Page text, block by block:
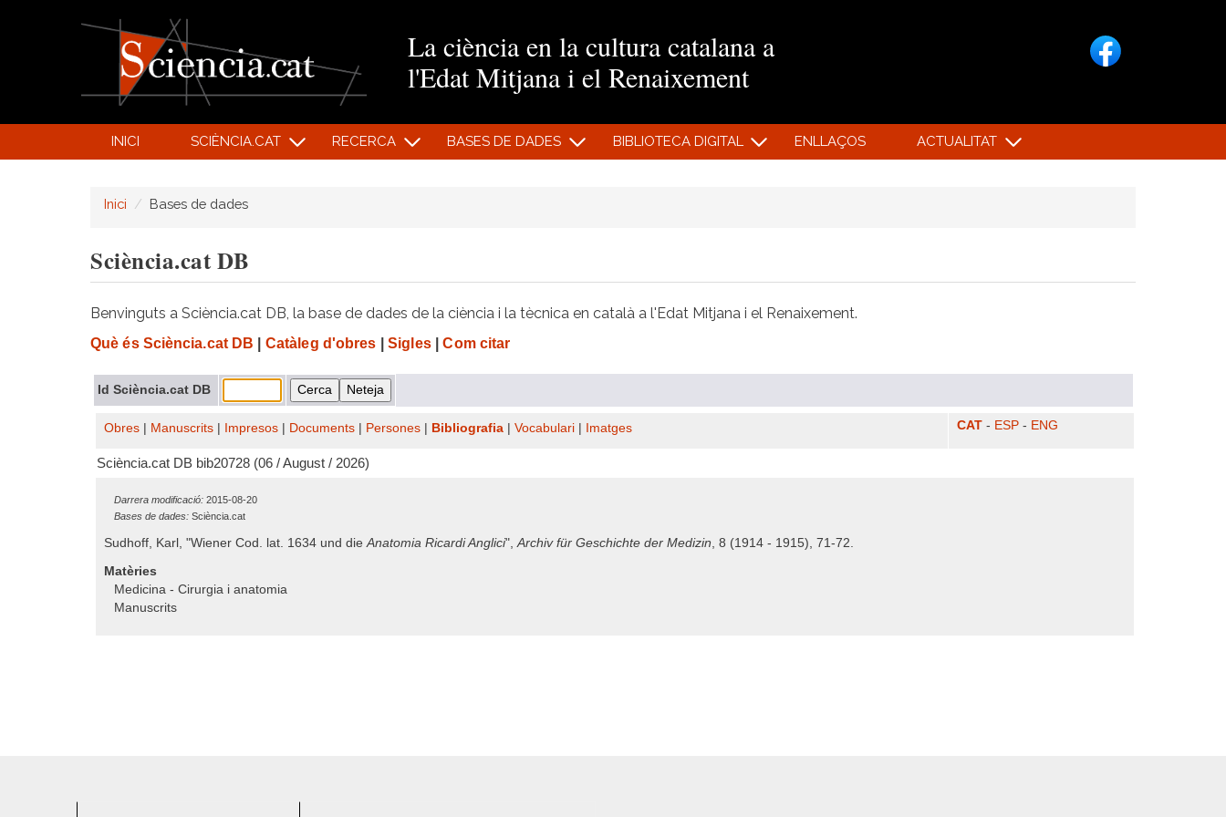
La ciència en la cultura catalana a
l'Edat Mitjana i el Renaixement
INICI SCIÈNCIA.CAT RECERCA BASES DE DADES BIBLIOTECA DIGITAL ENLLAÇOS ACTUALITAT
Inici Bases de dades
Sciència.cat DB
Benvinguts a Sciència.cat DB, la base de dades de la ciència i la tècnica en català a l'Edat Mitjana i el Renaixement.
Què és Sciència.cat DB Catàleg d'obres Sigles| Com citar
Id Sciència.cat DB
Obres Manuscrits Impresos Documents Persones Bibliografia Vocabulari Imatges CAT - ESP - ENG
Sciència.cat DB bib20728 (06 / August / 2026)
Darrera modificació: 2015-08-20
Bases de dades: Sciència.cat
Sudhoff, Karl, "Wiener Cod. lat. 1634 und dieAnatomia Ricardi Anglici",Archiv für Geschichte der Medizin, 8 (1914 - 1915), 71-72.
Matèries
Medicina - Cirurgia i anatomia
Manuscrits